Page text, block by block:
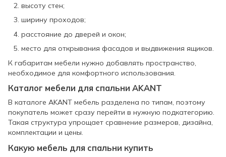
высоту стен;
ширину проходов;
расстояние до дверей и окон;
место для открывания фасадов и выдвижения ящиков.
К габаритам мебели нужно добавлять пространство,
необходимое для комфортного использования.
Каталог мебели для спальни AKANT
В каталоге AKANT мебель разделена по типам, поэтому
покупатель может сразу перейти в нужную подкатегорию.
Такая структура упрощает сравнение размеров, дизайна,
комплектации и цены.
Какую мебель для спальни купить